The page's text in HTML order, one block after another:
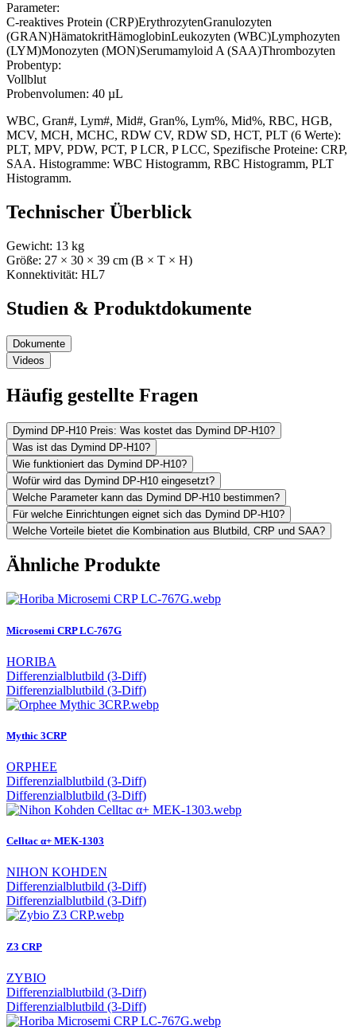
Parameter:
C-reaktives Protein (CRP)ErythrozytenGranulozyten
(GRAN)HämatokritHämoglobinLeukozyten (WBC)Lymphozyten
(LYM)Monozyten (MON)Serumamyloid A (SAA)Thrombozyten
Probentyp:
Vollblut
Probenvolumen: 40 µL
WBC, Gran#, Lym#, Mid#, Gran%, Lym%, Mid%, RBC, HGB,
MCV, MCH, MCHC, RDW CV, RDW SD, HCT, PLT (6 Werte):
PLT, MPV, PDW, PCT, P LCR, P LCC, Spezifische Proteine: CRP,
SAA. Histogramme: WBC Histogramm, RBC Histogramm, PLT
Histogramm.
Technischer Überblick
Gewicht: 13 kg
Größe: 27 × 30 × 39 cm (B × T × H)
Konnektivität: HL7
Studien & Produktdokumente
Dokumente
Videos
Häufig gestellte Fragen
Dymind DP-H10 Preis: Was kostet das Dymind DP-H10?
Was ist das Dymind DP-H10?
Wie funktioniert das Dymind DP-H10?
Wofür wird das Dymind DP-H10 eingesetzt?
Welche Parameter kann das Dymind DP-H10 bestimmen?
Für welche Einrichtungen eignet sich das Dymind DP-H10?
Welche Vorteile bietet die Kombination aus Blutbild, CRP und SAA?
Ähnliche Produkte
Microsemi CRP LC-767G
HORIBA
Differenzialblutbild (3-Diff)
Differenzialblutbild (3-Diff)
Mythic 3CRP
ORPHEE
Differenzialblutbild (3-Diff)
Differenzialblutbild (3-Diff)
Celltac α+ MEK-1303
NIHON KOHDEN
Differenzialblutbild (3-Diff)
Differenzialblutbild (3-Diff)
Z3 CRP
ZYBIO
Differenzialblutbild (3-Diff)
Differenzialblutbild (3-Diff)